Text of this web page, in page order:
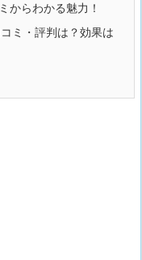
からわかる魅力！
ミ・評判は？効果は